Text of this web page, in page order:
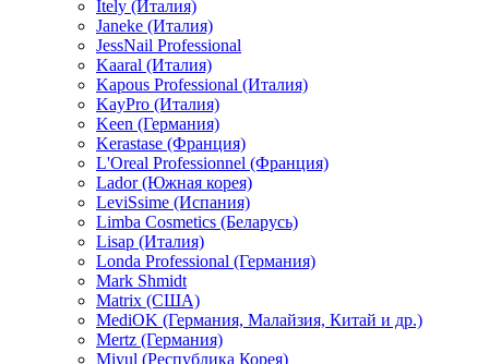
Itely (Италия)
Janeke (Италия)
JessNail Professional
Kaaral (Италия)
Kapous Professional (Италия)
KayPro (Италия)
Keen (Германия)
Kerastase (Франция)
L'Oreal Professionnel (Франция)
Lador (Южная корея)
LeviSsime (Испания)
Limba Cosmetics (Беларусь)
Lisap (Италия)
Londa Professional (Германия)
Mark Shmidt
Matrix (США)
MediOK (Германия, Малайзия, Китай и др.)
Mertz (Германия)
Miyul (Республика Корея)